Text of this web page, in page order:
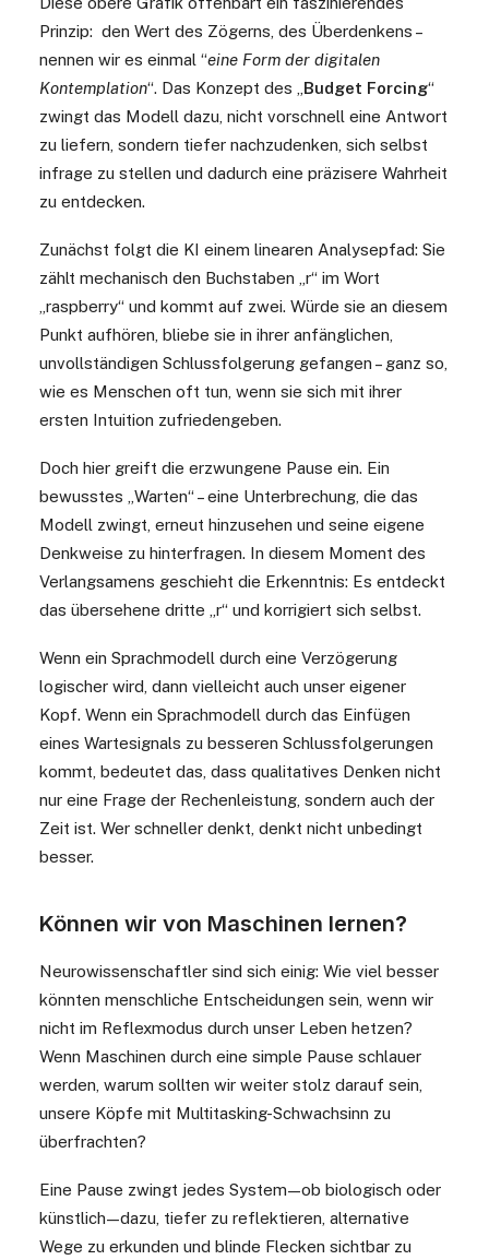
Prinzip: den Wert des Zögerns, des Überdenkens –
nennen wir es einmal “eine Form der digitalen
Kontemplation“. Das Konzept des „ Budget Forcing“
zwingt das Modell dazu, nicht vorschnell eine Antwort
zu liefern, sondern tiefer nachzudenken, sich selbst
infrage zu stellen und dadurch eine präzisere Wahrheit
zu entdecken.
Zunächst folgt die KI einem linearen Analysepfad: Sie
zählt mechanisch den Buchstaben „r“ im Wort
„raspberry“ und kommt auf zwei. Würde sie an diesem
Punkt aufhören, bliebe sie in ihrer anfänglichen,
unvollständigen Schlussfolgerung gefangen – ganz so,
wie es Menschen oft tun, wenn sie sich mit ihrer
ersten Intuition zufriedengeben.
Doch hier greift die erzwungene Pause ein. Ein
bewusstes „Warten“ – eine Unterbrechung, die das
Modell zwingt, erneut hinzusehen und seine eigene
Denkweise zu hinterfragen. In diesem Moment des
Verlangsamens geschieht die Erkenntnis: Es entdeckt
das übersehene dritte „r“ und korrigiert sich selbst.
Wenn ein Sprachmodell durch eine Verzögerung
logischer wird, dann vielleicht auch unser eigener
Kopf. Wenn ein Sprachmodell durch das Einfügen
eines Wartesignals zu besseren Schlussfolgerungen
kommt, bedeutet das, dass qualitatives Denken nicht
nur eine Frage der Rechenleistung, sondern auch der
Zeit ist. Wer schneller denkt, denkt nicht unbedingt
besser.
Können wir von Maschinen lernen?
Neurowissenschaftler sind sich einig: Wie viel besser
könnten menschliche Entscheidungen sein, wenn wir
nicht im Reflexmodus durch unser Leben hetzen?
Wenn Maschinen durch eine simple Pause schlauer
werden, warum sollten wir weiter stolz darauf sein,
unsere Köpfe mit Multitasking-Schwachsinn zu
überfrachten?
Eine Pause zwingt jedes System—ob biologisch oder
künstlich—dazu, tiefer zu reflektieren, alternative
Wege zu erkunden und blinde Flecken sichtbar zu